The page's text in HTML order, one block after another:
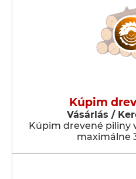
Kúpim
Vásárlás /
Kúpim drevené piliny
maximálne